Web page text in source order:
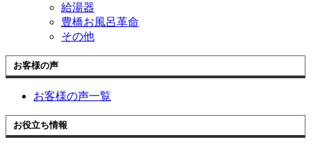
給湯器
豊橋お風呂革命
その他
お客様の声
お客様の声一覧
お役立ち情報